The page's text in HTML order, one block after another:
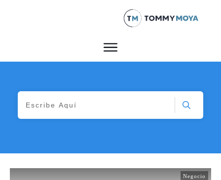
Negocio